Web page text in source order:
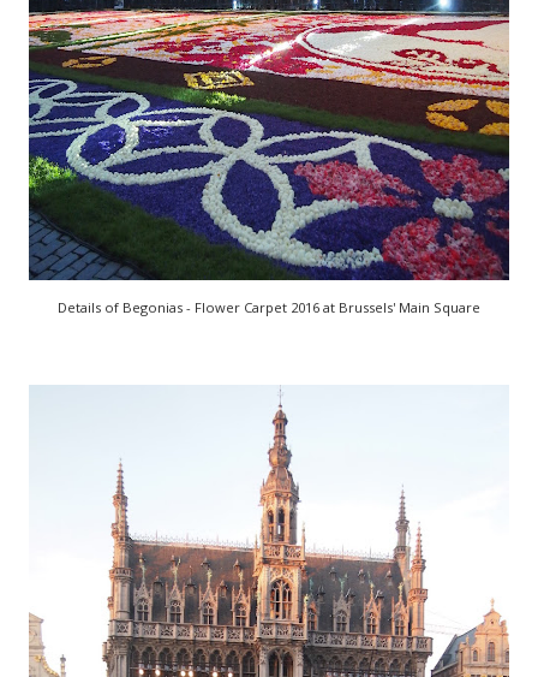
Details of Begonias - Flower Carpet 2016 at Brussels' Main Square